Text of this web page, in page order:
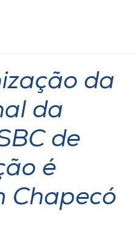
da
da
de
é
Chapecó